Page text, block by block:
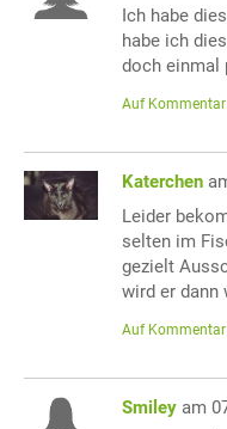
Ich habe
habe ich
doch einmal
Auf
Katerchen
Leider
selten im
gezielt
wird er dann
Auf
Smiley am